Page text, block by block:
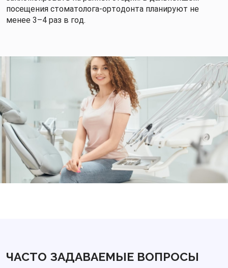
посещения стоматолога-ортодонта планируют не
менее 3–4 раз в год.
ЧАСТО ЗАДАВАЕМЫЕ ВОПРОСЫ